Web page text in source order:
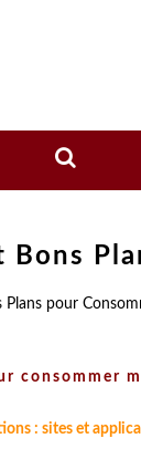
Bons
consommer
: sites et